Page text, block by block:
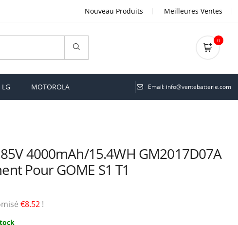
Nouveau Produits Meilleures Ventes
0
LG MOTOROLA Email: info@ventebatterie.com
4000mAh/15.4WH GM2017D07A
Pour GOME S1 T1
€8.52 !